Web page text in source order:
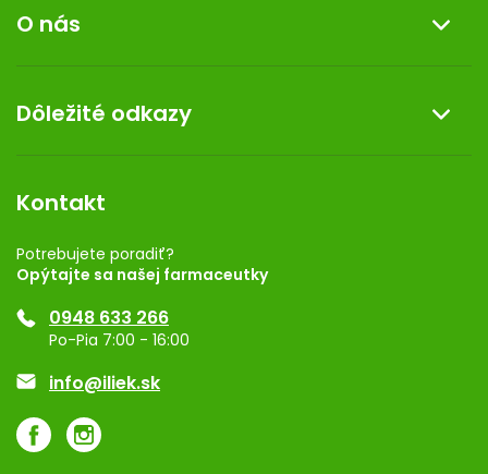
Reklamácia a vrátenie tovaru
Doprava a platba
Darček k nákupu
O nás
Kontakt
Dermocentrum
Dôležité odkazy
Rozhodnutie na prevádzku
Registrácia
Ponuka pre firmy
Značky
Kontakt
Potrebujete poradiť?
Opýtajte sa našej farmaceutky
0948 633 266
Po-Pia 7:00 - 16:00
info@iliek.sk